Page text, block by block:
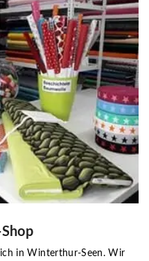
in Winterthur-Seen. Wir